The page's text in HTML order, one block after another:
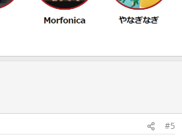
#5